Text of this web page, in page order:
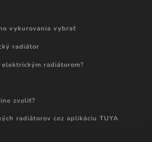
vykurovania vybrať
radiátor
radiátorom?
zvoliť?
radiátorov cez aplikáciu TUYA